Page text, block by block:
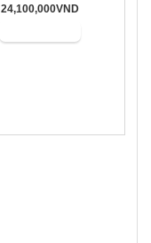
24,100,000VND